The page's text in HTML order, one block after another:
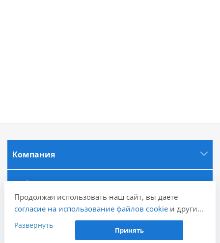
Компания
Информация
Города
Продолжая использовать наш сайт, вы даёте
согласие на использование файлов cookieи других
пользовательских данных (включая IP-адрес,
сведения о местоположении, устройстве, действиях
Развернуть
Принять